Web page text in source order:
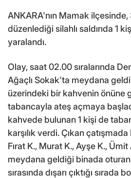
ANKARA'nın Mamak
düzenlediği silahlı saldırıda 1
yaralandı.
Olay, saat 02.00 sıralarında
Ağaçlı Sokak'ta meydana
üzerindeki bir kahvenin önüne
tabancayla ateş açmaya
kahvede bulunan 1 kişi de
karşılık verdi. Çıkan
Fırat K., Murat K., Ayşe K.,
meydana geldiği binada oturan
sırasında dışarı çıktığı